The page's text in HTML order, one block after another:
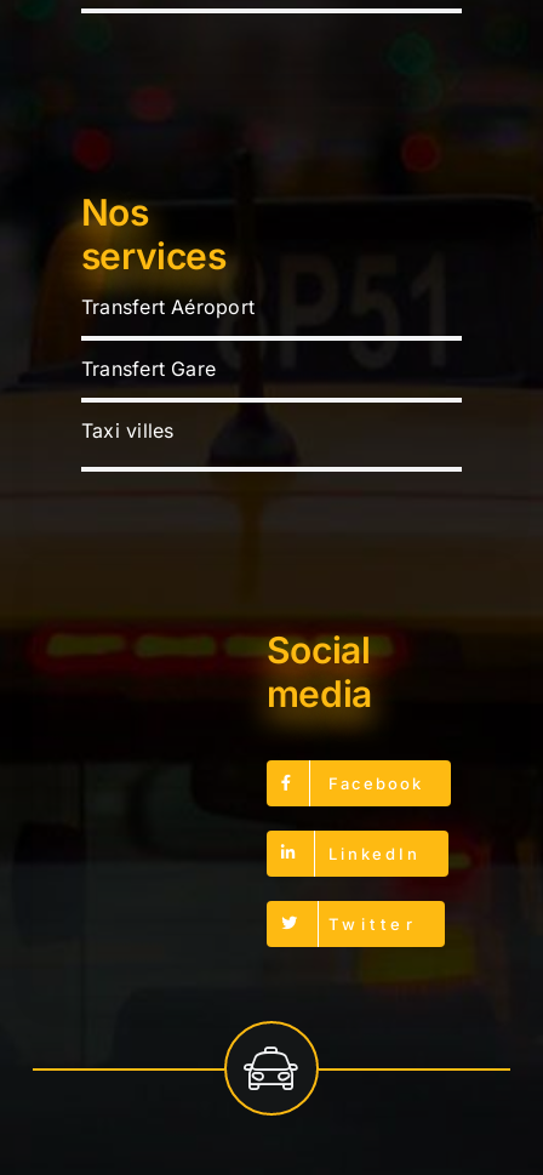
Nos
services
Transfert Aéroport
Transfert Gare
Taxi villes
Social
media
Facebook
LinkedIn
Twitter